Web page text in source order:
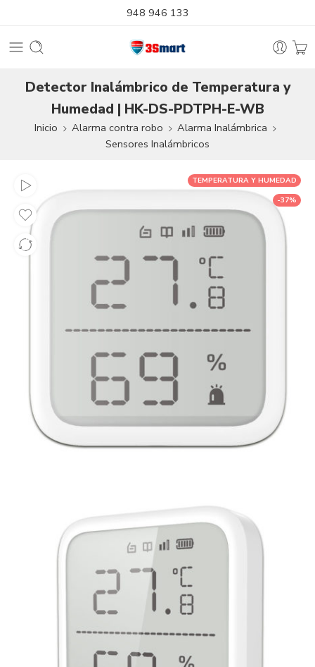
948 946 133
Detector Inalámbrico de Temperatura y
Humedad | HK-DS-PDTPH-E-WB
Inicio Alarma contra robo
Alarma Inalámbrica
Sensores Inalámbricos
TEMPERATURA Y HUMEDAD
-37%